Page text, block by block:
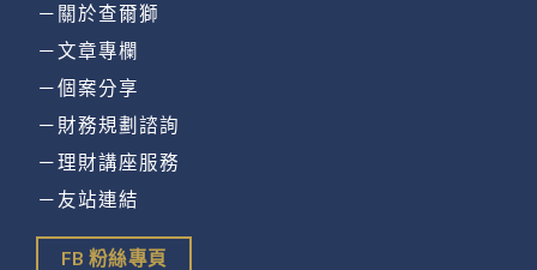
－關於查爾獅
－文章專欄
－個案分享
－財務規劃諮詢
－理財講座服務
－友站連結
FB 粉絲專頁